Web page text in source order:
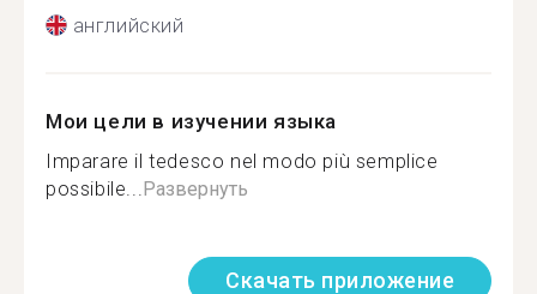
английский
Мои цели в изучении языка
Imparare il tedesco nel modo più semplice
possibile... Развернуть
Скачать приложение